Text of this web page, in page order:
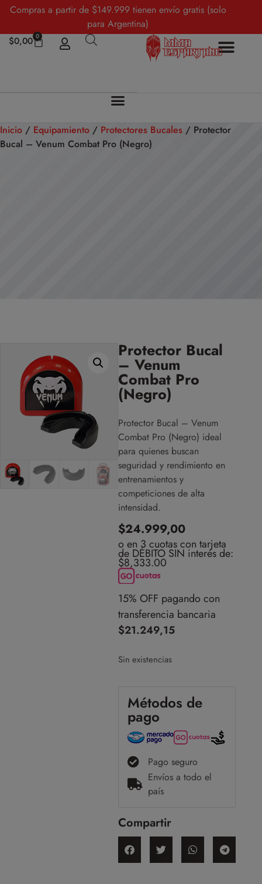
Compras a partir de $149.999 tienen envío gratis (solo
para Argentina)
$0,00 0
Inicio / Equipamiento / Protectores Bucales / Protector
Bucal – Venum Combat Pro (Negro)
Protector Bucal
– Venum
Combat Pro
(Negro)
Protector Bucal – Venum
Combat Pro (Negro) ideal
para quienes buscan
seguridad y rendimiento en
entrenamientos y
competiciones de alta
intensidad.
$24.999,00
o en 3 cuotas con tarjeta
de DÉBITO SIN interés de:
$8,333.00
15% OFF pagando con
transferencia bancaria
$21.249,15
Sin existencias
Métodos de
pago
Pago seguro
Envíos a todo el
país
Compartir